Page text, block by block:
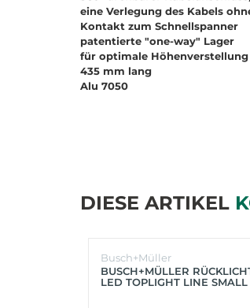
eine Verlegung des Kabels
Kontakt zum Schnellspanner
patentierte "one-way" Lager
für optimale Höhenverstellung
435 mm lang
Alu 7050
DIESE ARTIKEL
Busch+Müller
BUSCH+MÜLLER
LED TOPLIGHT LINE SMALL